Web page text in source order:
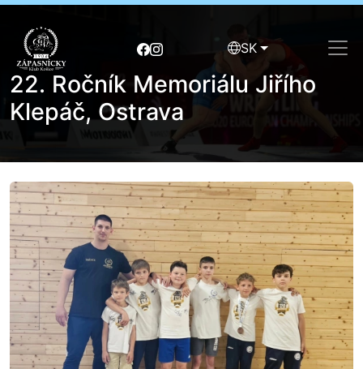
SK
22. Ročník Memoriálu Jiřího
Klepáč, Ostrava